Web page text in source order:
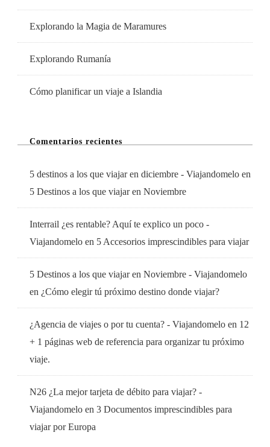
Explorando la Magia de Maramures
Explorando Rumanía
Cómo planificar un viaje a Islandia
Comentarios recientes
5 destinos a los que viajar en diciembre - Viajandomelo en
5 Destinos a los que viajar en Noviembre
Interrail ¿es rentable? Aquí te explico un poco -
Viajandomelo en 5 Accesorios imprescindibles para viajar
5 Destinos a los que viajar en Noviembre - Viajandomelo
en ¿Cómo elegir tú próximo destino donde viajar?
¿Agencia de viajes o por tu cuenta? - Viajandomelo en 12
+ 1 páginas web de referencia para organizar tu próximo
viaje.
N26 ¿La mejor tarjeta de débito para viajar? -
Viajandomelo en 3 Documentos imprescindibles para
viajar por Europa